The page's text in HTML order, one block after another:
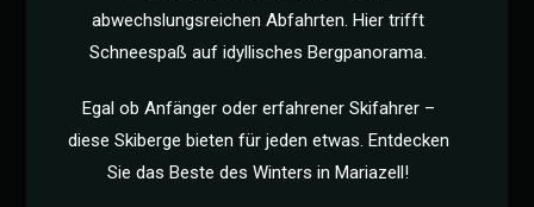
abwechslungsreichen Abfahrten. Hier trifft
Schneespaß auf idyllisches Bergpanorama.
Egal ob Anfänger oder erfahrener Skifahrer –
diese Skiberge bieten für jeden etwas. Entdecken
Sie das Beste des Winters in Mariazell!